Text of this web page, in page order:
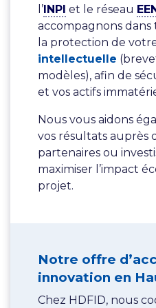
l’INPI et le réseau
accompagnons dans
la protection de
intellectuelle
modèles), afin de
et vos actifs
Nous vous aidons
vos résultats auprès
partenaires ou
maximiser l’impact
projet.
Notre offre
innovation en
Chez HDFID, nous